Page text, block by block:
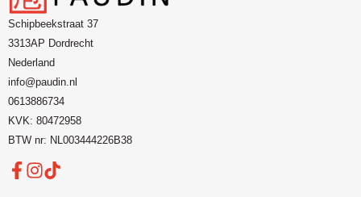
Schipbeekstraat 37
3313AP Dordrecht
Nederland
info@paudin.nl
0613886734
KVK: 80472958
BTW nr: NL003444226B38